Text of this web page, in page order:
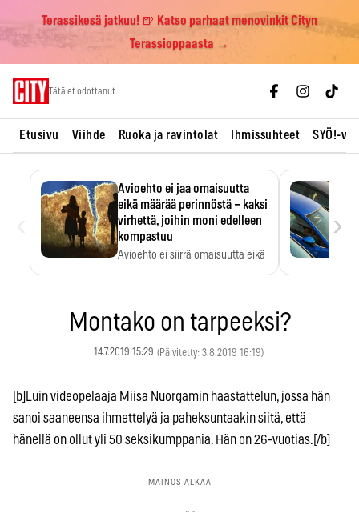
Terassikesä jatkuu! 🍺 Katso parhaat menovinkit Cityn
Terassioppaasta →
Tätä et odottanut
Etusivu Viihde Ruoka ja ravintolat Ihmissuhteet SYÖ!-
Avioehto ei jaa omaisuutta
eikä määrää perinnöstä – kaksi
virhettä, joihin moni edelleen
kompastuu
Avioehto ei siirrä omaisuutta eikä
›
Montako on tarpeeksi?
14.7.2019 15:29 (Päivitetty: 3.8.2019 16:19)
[b]Luin videopelaaja Miisa Nuorgamin haastattelun, jossa hän
sanoi saaneensa ihmettelyä ja paheksuntaakin siitä, että
hänellä on ollut yli 50 seksikumppania. Hän on 26-vuotias.[/b]